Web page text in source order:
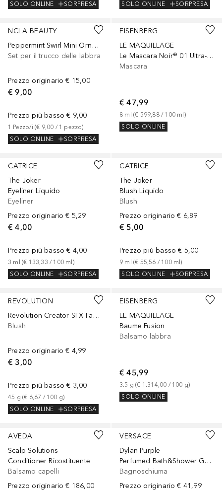
SOLO ONLINE
SORPRESA
SOLO ONLINE
SORPRESA
NCLA BEAUTY
Peppermint Swirl Mini Ornament Lip Care Duo
Set per il trucco delle labbra
Prezzo originario € 15,00
€ 9,00
Prezzo più basso € 9,00
1 Pezzo/i (€ 9,00 / 1 pezzo)
SOLO ONLINE
SORPRESA
EISENBERG
LE MAQUILLAGE
Le Mascara Noir® 01 Ultra-Black
Mascara
€ 47,99
8 ml (€ 599,88 / 100 ml)
SOLO ONLINE
CATRICE
The Joker
Eyeliner Liquido
Eyeliner
Prezzo originario € 5,29
€ 4,00
Prezzo più basso € 4,00
3 ml (€ 133,33 / 100 ml)
SOLO ONLINE
SORPRESA
CATRICE
The Joker
Blush Liquido
Blush
Prezzo originario € 6,89
€ 5,00
Prezzo più basso € 5,00
9 ml (€ 55,56 / 100 ml)
SOLO ONLINE
SORPRESA
REVOLUTION
Revolution Creator SFX Fake Blood Jelly
Blush
Prezzo originario € 4,99
€ 3,00
Prezzo più basso € 3,00
45 g (€ 6,67 / 100 g)
SOLO ONLINE
SORPRESA
EISENBERG
LE MAQUILLAGE
Baume Fusion
Balsamo labbra
€ 45,99
3.5 g (€ 1.314,00 / 100 g)
SOLO ONLINE
+1
AVEDA
Scalp Solutions
Conditioner Ricostituente
Balsamo capelli
Prezzo originario € 186,00
VERSACE
Dylan Purple
Perfumed Bath&Shower Gel Tubo
Bagnoschiuma
Prezzo originario € 41,99